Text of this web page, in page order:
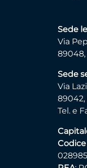
Sede
Via
89048,
Sede
Via
89042,
Tel. e
Codice